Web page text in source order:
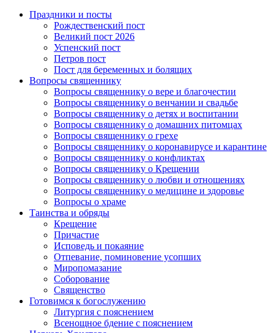
Праздники и посты
Рождественский пост
Великий пост 2026
Успенский пост
Петров пост
Пост для беременных и болящих
Вопросы священнику
Вопросы священнику о вере и благочестии
Вопросы священнику о венчании и свадьбе
Вопросы священнику о детях и воспитании
Вопросы священнику о домашних питомцах
Вопросы священнику о грехе
Вопросы священнику о коронавирусе и карантине
Вопросы священнику о конфликтах
Вопросы священнику о Крещении
Вопросы священнику о любви и отношениях
Вопросы священнику о медицине и здоровье
Вопросы о храме
Таинства и обряды
Крещение
Причастие
Исповедь и покаяние
Отпевание, поминовение усопших
Миропомазание
Соборование
Священство
Готовимся к богослужению
Литургия с пояснением
Всенощное бдение с пояснением